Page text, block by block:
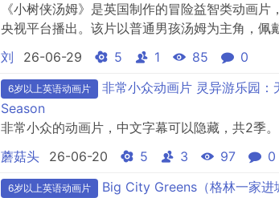
《小树侠汤姆》是英国制作的冒险益智类动画
央视平台播出。该片以普通男孩汤姆为主角，
奇幻世界“绿林之城。汤姆看似跟一般男孩没两
作，他便会化身成一位小小的超级英雄并走进神
Treetopolis）﹗在那里汤姆会与他的小伙伴们像
刘 26-06-29 5 1 85 0
6岁以上英语动画片
非常小众动画片 灵异游乐园
Season
非常小众的动画片，中文字幕可以隐藏，共2季。
蘑菇头
26-06-20 5 3 97 0
6岁以上英语动画片
Big City Greens（格林一家进